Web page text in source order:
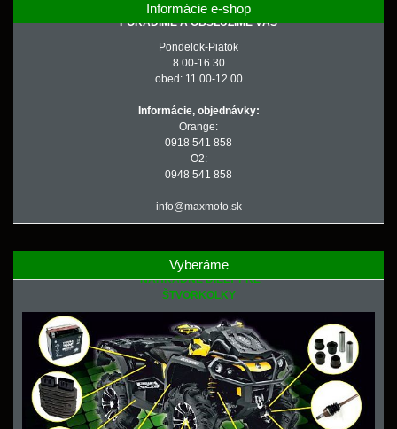
Informácie e-shop
PORADÍME A OBSLÚŽIME VÁS
Pondelok-Piatok
8.00-16.30
obed: 11.00-12.00
Informácie, objednávky:
Orange:
0918 541 858
O2:
0948 541 858
info@maxmoto.sk
Vyberáme
NÁHRADNÉ DIELY PRE
ŠTVORKOLKY